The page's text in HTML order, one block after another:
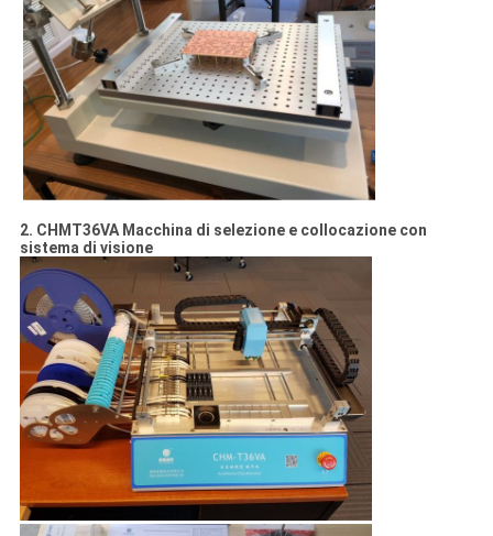
2. CHMT36VA Macchina di selezione e collocazione con
sistema di visione